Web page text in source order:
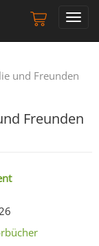
und Freunden
Freunden